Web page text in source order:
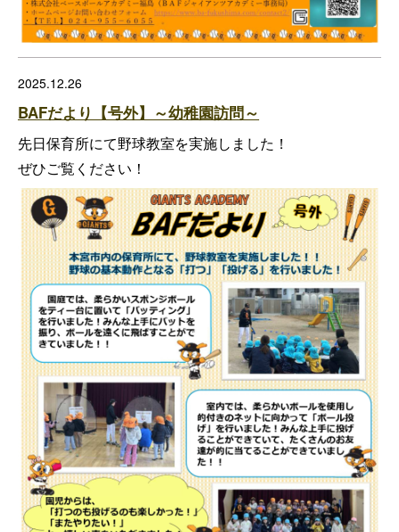
2025.12.26
BAFだより【号外】～幼稚園訪問～
先日保育所にて野球教室を実施しました！
ぜひご覧ください！